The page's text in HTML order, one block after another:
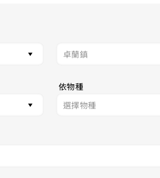
依物種